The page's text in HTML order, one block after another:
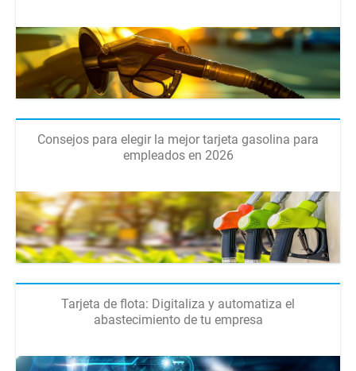
Consejos para elegir la mejor tarjeta gasolina para
empleados en 2026
Tarjeta de flota: Digitaliza y automatiza el
abastecimiento de tu empresa